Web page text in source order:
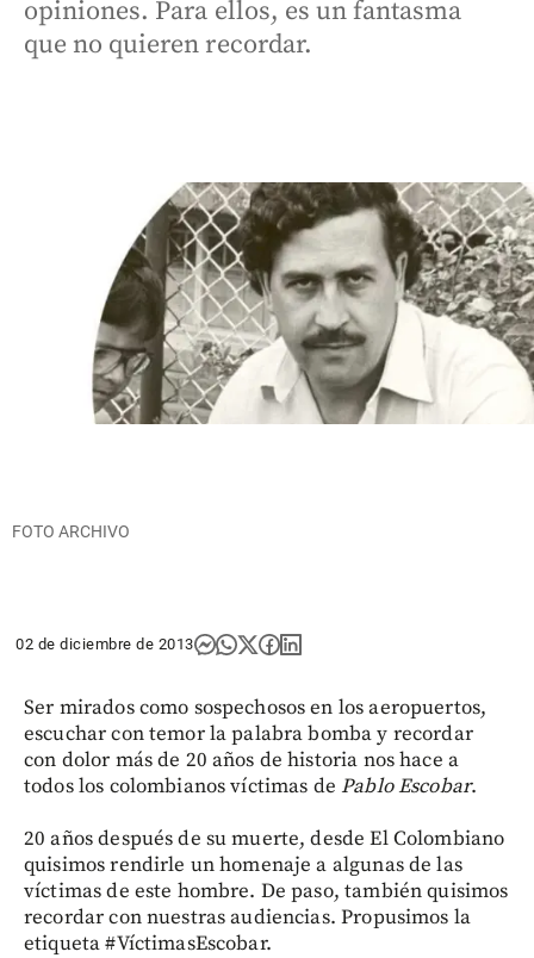
opiniones. Para ellos, es un fantasma
que no quieren recordar.
FOTO ARCHIVO
02 de diciembre de 2013
Ser mirados como sospechosos en los aeropuertos,
escuchar con temor la palabra bomba y recordar
con dolor más de 20 años de historia nos hace a
todos los colombianos víctimas dePablo Escobar.
20 años después de su muerte, desde El Colombiano
quisimos rendirle un homenaje a algunas de las
víctimas de este hombre. De paso, también quisimos
recordar con nuestras audiencias. Propusimos la
etiqueta #VíctimasEscobar.